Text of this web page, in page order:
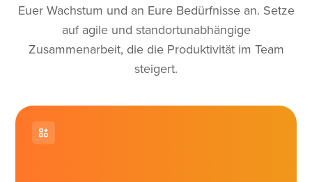
Euer Wachstum und an Eure Bedürfnisse an. Setze
auf agile und standortunabhängige
Zusammenarbeit, die die Produktivität im Team
steigert.